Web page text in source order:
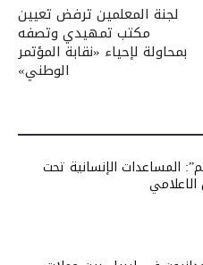
لجنة المعلمين ترفض تعيين
مكتب تمهيدي وتصفه
بمحاولة لإحياء «نقابة المؤتمر
الوطني»
المساعدات الإنسانية تحت